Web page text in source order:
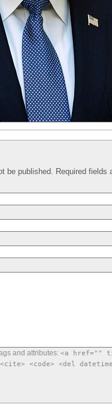
be published. Required fields
and attributes: <a href=""
<code> <del